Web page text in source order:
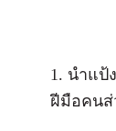
1. นำแป้
ฝีมือคนส่